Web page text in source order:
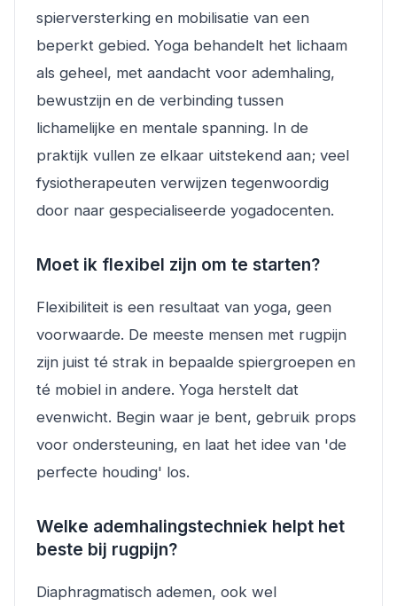
spierversterking en mobilisatie van een
beperkt gebied. Yoga behandelt het lichaam
als geheel, met aandacht voor ademhaling,
bewustzijn en de verbinding tussen
lichamelijke en mentale spanning. In de
praktijk vullen ze elkaar uitstekend aan; veel
fysiotherapeuten verwijzen tegenwoordig
door naar gespecialiseerde yogadocenten.
Moet ik flexibel zijn om te starten?
Flexibiliteit is een resultaat van yoga, geen
voorwaarde. De meeste mensen met rugpijn
zijn juist té strak in bepaalde spiergroepen en
té mobiel in andere. Yoga herstelt dat
evenwicht. Begin waar je bent, gebruik props
voor ondersteuning, en laat het idee van 'de
perfecte houding' los.
Welke ademhalingstechniek helpt het
beste bij rugpijn?
Diaphragmatisch ademen, ook wel